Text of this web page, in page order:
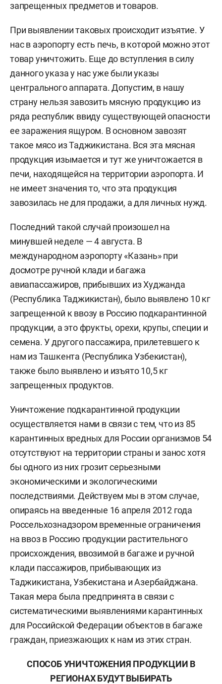
запрещенных предметов и товаров.
При выявлении таковых происходит изъятие. У
нас в аэропорту есть печь, в которой можно этот
товар уничтожить. Еще до вступления в силу
данного указа у нас уже были указы
центрального аппарата. Допустим, в нашу
страну нельзя завозить мясную продукцию из
ряда республик ввиду существующей опасности
ее заражения ящуром. В основном завозят
такое мясо из Таджикистана. Вся эта мясная
продукция изымается и тут же уничтожается в
печи, находящейся на территории аэропорта. И
не имеет значения то, что эта продукция
завозилась не для продажи, а для личных нужд.
Последний такой случай произошел на
минувшей неделе — 4 августа. В
международном аэропорту «Казань» при
досмотре ручной клади и багажа
авиапассажиров, прибывших из Худжанда
(Республика Таджикистан), было выявлено 10 кг
запрещенной к ввозу в Россию подкарантинной
продукции, а это фрукты, орехи, крупы, специи и
семена. У другого пассажира, прилетевшего к
нам из Ташкента (Республика Узбекистан),
также было выявлено и изъято 10,5 кг
запрещенных продуктов.
Уничтожение подкарантинной продукции
осуществляется нами в связи с тем, что из 85
карантинных вредных для России организмов 54
отсутствуют на территории страны и занос хотя
бы одного из них грозит серьезными
экономическими и экологическими
последствиями. Действуем мы в этом случае,
опираясь на введенные 16 апреля 2012 года
Россельхознадзором временные ограничения
на ввоз в Россию продукции растительного
происхождения, ввозимой в багаже и ручной
клади пассажиров, прибывающих из
Таджикистана, Узбекистана и Азербайджана.
Такая мера была предпринята в связи с
систематическими выявлениями карантинных
для Российской Федерации объектов в багаже
граждан, приезжающих к нам из этих стран.
СПОСОБ УНИЧТОЖЕНИЯ ПРОДУКЦИИ В
РЕГИОНАХ БУДУТ ВЫБИРАТЬ